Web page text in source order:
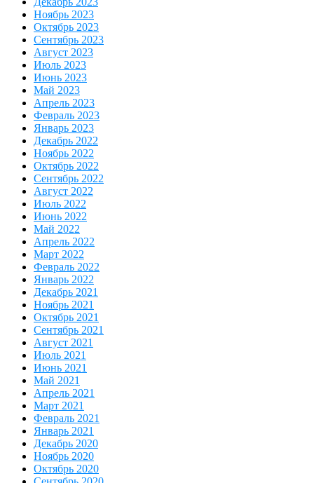
Ноябрь 2023
Октябрь 2023
Сентябрь 2023
Август 2023
Июль 2023
Июнь 2023
Май 2023
Апрель 2023
Февраль 2023
Январь 2023
Декабрь 2022
Ноябрь 2022
Октябрь 2022
Сентябрь 2022
Август 2022
Июль 2022
Июнь 2022
Май 2022
Апрель 2022
Март 2022
Февраль 2022
Январь 2022
Декабрь 2021
Ноябрь 2021
Октябрь 2021
Сентябрь 2021
Август 2021
Июль 2021
Июнь 2021
Май 2021
Апрель 2021
Март 2021
Февраль 2021
Январь 2021
Декабрь 2020
Ноябрь 2020
Октябрь 2020